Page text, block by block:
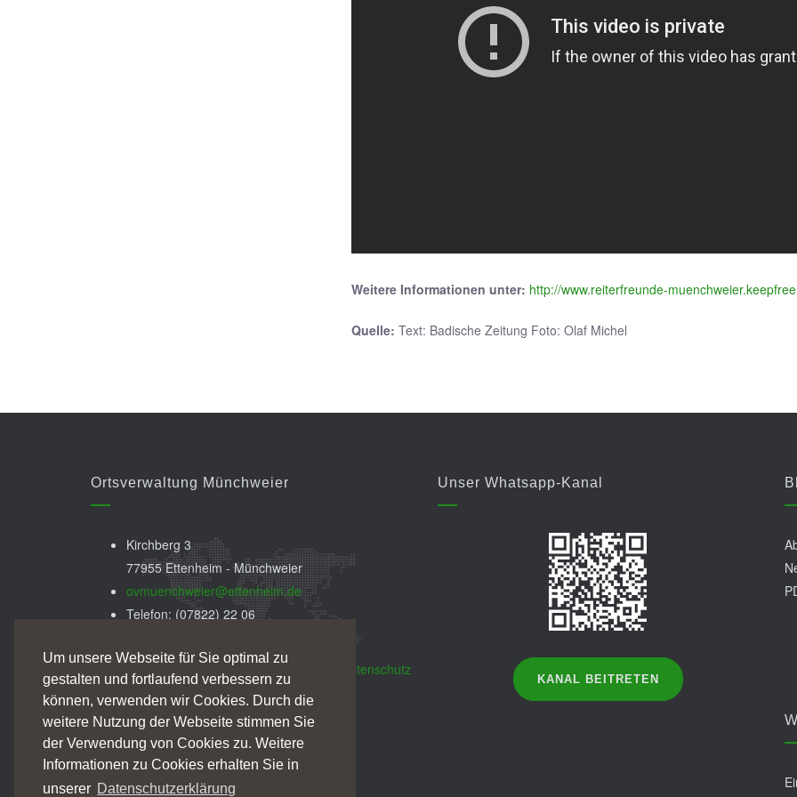
Um unsere Webseite für Sie optimal zu
gestalten und fortlaufend verbessern zu
können, verwenden wir Cookies. Durch die
weitere Nutzung der Webseite stimmen Sie
der Verwendung von Cookies zu. Weitere
Informationen zu Cookies erhalten Sie in
unserer Datenschutzerklärung
Weitere Informationen unter: http://www.reiterfreunde-
Quelle: Text: Badische Zeitung Foto: Olaf Michel
Ortsverwaltung Münchweier
Kirchberg 3
77955 Ettenheim - Münchweier
ovmuenchweier@ettenheim.de
Telefon: (07822) 22 06
Datenschutz
Unser Whatsapp-Kanal
KANAL BEITRETEN